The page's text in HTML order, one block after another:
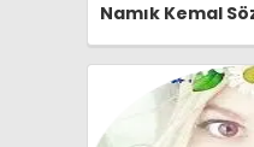
Namık Kemal